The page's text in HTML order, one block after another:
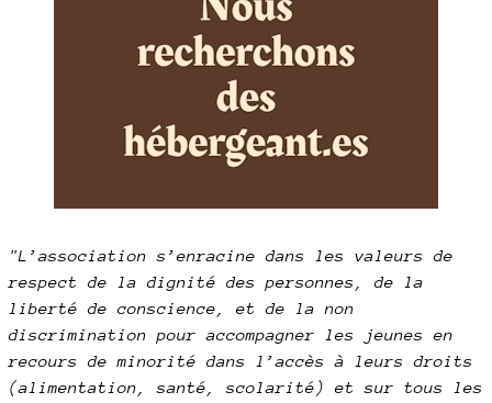
"L’association s’enracine dans les valeurs de
respect de la dignité des personnes, de la
liberté de conscience, et de la non
discrimination pour accompagner les jeunes en
recours de minorité dans l’accès à leurs droits
(alimentation, santé, scolarité) et sur tous les